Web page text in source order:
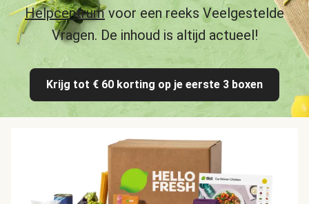
Helpcentrumvoor een reeks Veelgestelde
Vragen. De inhoud is altijd actueel!
Krijg tot € 60 korting op je eerste 3 boxen